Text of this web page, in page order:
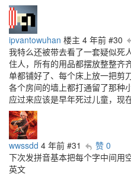
ipvantowuhan 楼主 4 年前 #30
我特么还被带去看了一套疑似死
住人，所有的用品都摆放整整齐
单都铺好了、每个床上放一把剪
各个房间的墙上都打通留了那种
应过来应该是早年死过儿童，现
wwssdd 4 年前 #31
赞 0
下次发拼音基本把每个字中间用
英文